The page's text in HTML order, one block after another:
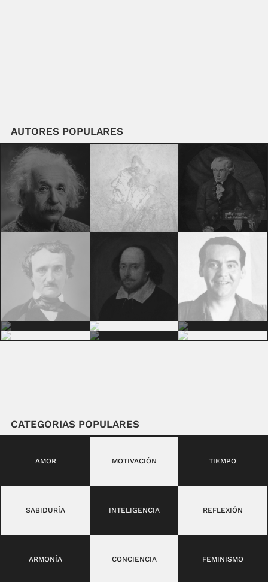
AUTORES POPULARES
CATEGORIAS POPULARES
AMOR MOTIVACIÓN TIEMPO
SABIDURÍA INTELIGENCIA REFLEXIÓN
ARMONÍA CONCIENCIA FEMINISMO